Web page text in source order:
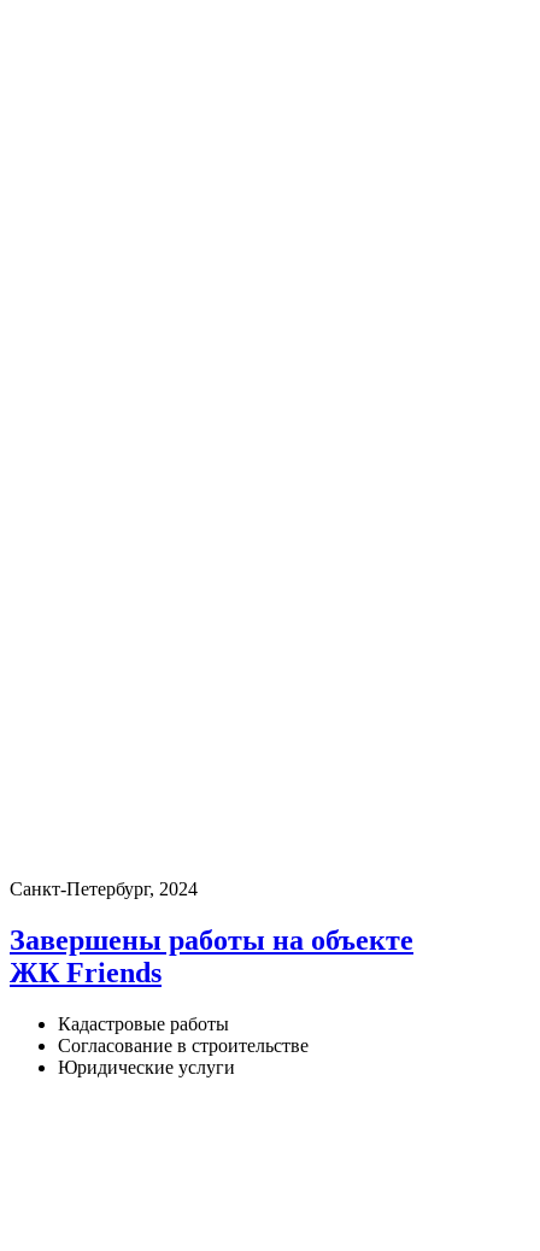
Санкт-Петербург, 2024
Завершены работы на объекте
ЖК Friends
Кадастровые работы
Согласование в строительстве
Юридические услуги